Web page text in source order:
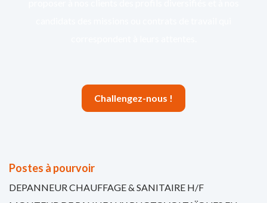
Challengez-nous !
Postes à pourvoir
DEPANNEUR CHAUFFAGE & SANITAIRE H/F